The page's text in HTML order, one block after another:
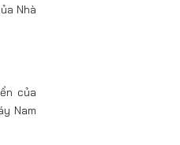
Nhà
của
Nam